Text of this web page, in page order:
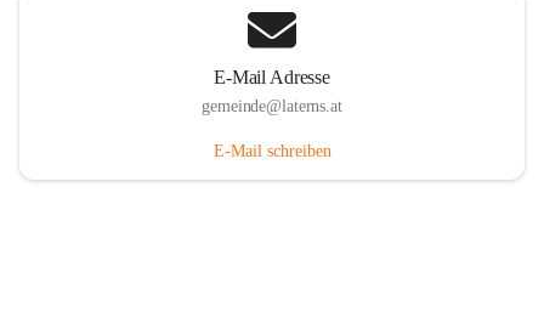
E-Mail Adresse
gemeinde@laterns.at
E-Mail schreiben